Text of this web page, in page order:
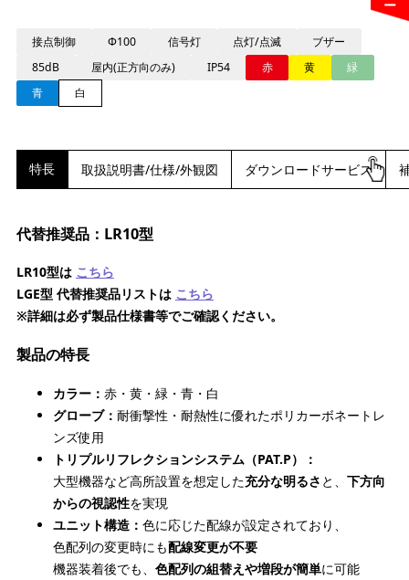
接点制御 Φ100 信号灯 点灯/点滅
ブザー
85dB
屋内(正方向のみ) IP54 赤 黄
緑
青
白
特長 取扱説明書/仕様/外観図 ダウンロードサービス
代替推奨品：LR10型
LR10型は こちら
LGE型 代替推奨品リストは こちら
※詳細は必ず製品仕様書等でご確認ください。
製品の特長
カラー： 赤・黄・緑・青・白
グローブ： 耐衝撃性・耐熱性に優れたポリカーボネートレ
ンズ使用
トリプルリフレクションシステム（PAT.P）：
大型機器など高所設置を想定した充分な明るさ と、 下方向
からの視認性を実現
ユニット構造： 色に応じた配線が設定されており、
色配列の変更時にも配線変更が不要
機器装着後でも、 色配列の組替えや増段が簡単に可能